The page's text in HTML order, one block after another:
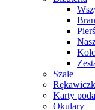
Szale
Karty
Okulary